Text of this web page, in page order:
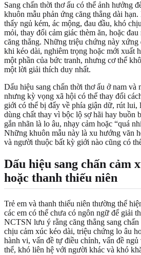
Sang chấn thời thơ ấu có thể ảnh hưởng
khuôn mẫu phản ứng căng thẳng dài
thấy ngủ kém, ác mộng, đau đầu, khó
mỏi, thay đổi cảm giác thèm ăn, hoặc
căng thẳng. Những triệu chứng này xứng
khi kéo dài, nghiêm trọng hoặc mới xuất
một phần của bức tranh, nhưng cơ thể
một lời giải thích duy nhất.
Dấu hiệu sang chấn thời thơ ấu ở nam và
nhưng kỳ vọng xã hội có thể thay đổi
giới có thể bị đẩy về phía giận dữ, rút lui,
dùng chất thay vì bộc lộ sợ hãi hay buồn
gắn nhãn là lo âu, nhạy cảm hoặc “quá
Những khuôn mẫu này là xu hướng văn
và người thuộc bất kỳ giới nào cũng có
Dấu hiệu sang chấn cảm
hoặc thanh thiếu niên
Trẻ em và thanh thiếu niên thường thể
các em có thể chưa có ngôn ngữ để giải
NCTSN lưu ý rằng căng thẳng sang
chịu cảm xúc kéo dài, triệu chứng lo âu
hành vi, vấn đề tự điều chỉnh, vấn đề ngủ
thể, khó liên hệ với người khác và khó